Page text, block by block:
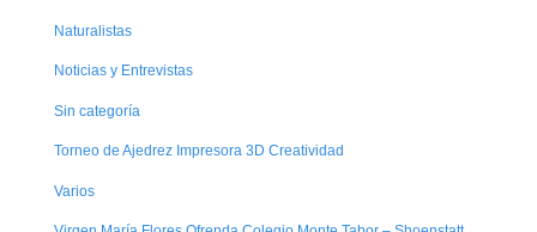
Naturalistas
Noticias y Entrevistas
Sin categoría
Torneo de Ajedrez Impresora 3D Creatividad
Varios